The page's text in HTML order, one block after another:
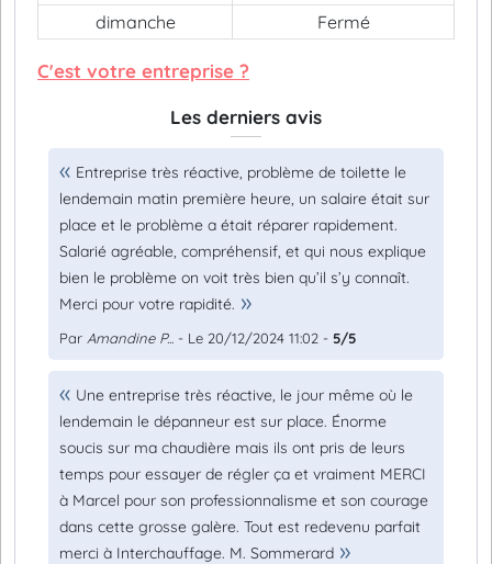
dimanche
Fermé
C'est votre entreprise ?
Les derniers avis
Entreprise très réactive, problème de toilette le
lendemain matin première heure, un salaire était sur
place et le problème a était réparer rapidement.
Salarié agréable, compréhensif, et qui nous explique
bien le problème on voit très bien qu’il s’y connaît.
Merci pour votre rapidité.
Par Amandine P... - Le 20/12/2024 11:02 - 5/5
Une entreprise très réactive, le jour même où le
lendemain le dépanneur est sur place. Énorme
soucis sur ma chaudière mais ils ont pris de leurs
temps pour essayer de régler ça et vraiment MERCI
à Marcel pour son professionnalisme et son courage
dans cette grosse galère. Tout est redevenu parfait
merci à Interchauffage. M. Sommerard